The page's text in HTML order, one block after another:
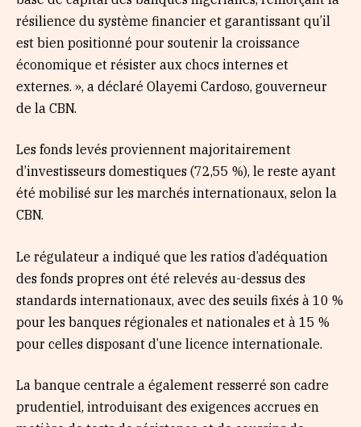
résilience du système financier et garantissant qu’il
est bien positionné pour soutenir la croissance
économique et résister aux chocs internes et
externes. », a déclaré Olayemi Cardoso, gouverneur
de la CBN.
Les fonds levés proviennent majoritairement
d’investisseurs domestiques (72,55 %), le reste ayant
été mobilisé sur les marchés internationaux, selon la
CBN.
Le régulateur a indiqué que les ratios d’adéquation
des fonds propres ont été relevés au-dessus des
standards internationaux, avec des seuils fixés à 10 %
pour les banques régionales et nationales et à 15 %
pour celles disposant d’une licence internationale.
La banque centrale a également resserré son cadre
prudentiel, introduisant des exigences accrues en